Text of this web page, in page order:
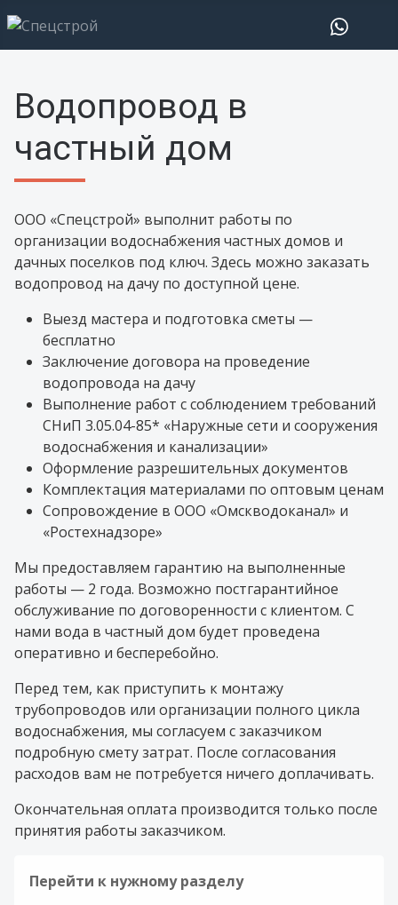
Водопровод в
частный дом
ООО «Спецстрой» выполнит работы по
организации водоснабжения частных домов и
дачных поселков под ключ. Здесь можно заказать
водопровод на дачу по доступной цене.
Выезд мастера и подготовка сметы —
бесплатно
Заключение договора на проведение
водопровода на дачу
Выполнение работ с соблюдением требований
СНиП 3.05.04-85* «Наружные сети и сооружения
водоснабжения и канализации»
Оформление разрешительных документов
Комплектация материалами по оптовым ценам
Сопровождение в ООО «Омскводоканал» и
«Ростехнадзоре»
Мы предоставляем гарантию на выполненные
работы — 2 года. Возможно постгарантийное
обслуживание по договоренности с клиентом. С
нами вода в частный дом будет проведена
оперативно и бесперебойно.
Перед тем, как приступить к монтажу
трубопроводов или организации полного цикла
водоснабжения, мы согласуем с заказчиком
подробную смету затрат. После согласования
расходов вам не потребуется ничего доплачивать.
Окончательная оплата производится только после
принятия работы заказчиком.
Перейти к нужному разделу